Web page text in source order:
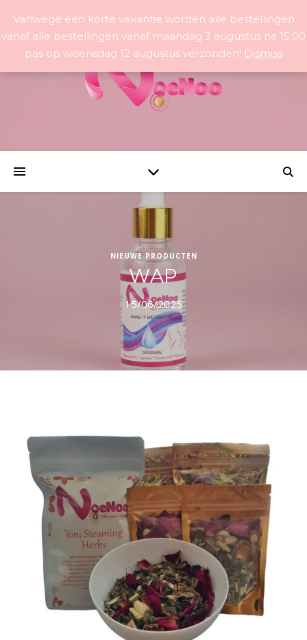
NIEUWE PRODUCTEN
WAP
15/06/2025
Vanwege een korte vakantie worden alle bestellingen
vanaf alle bestellingen vanaf maandag 3 augustus na 15:00
pas op woensdag 12 augustus verzonden! Dismiss